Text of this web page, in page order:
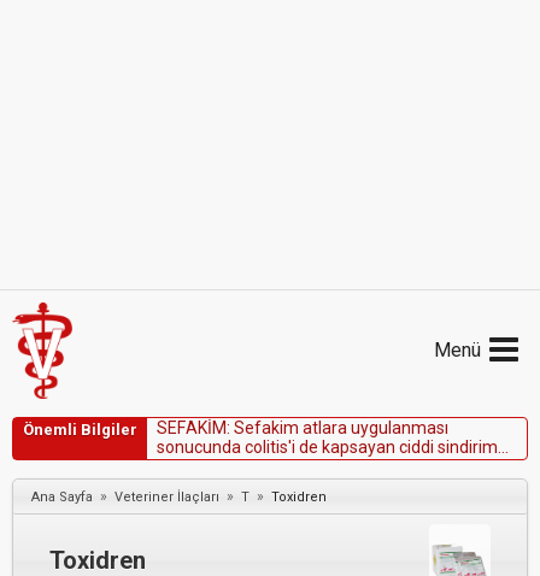
Menü
Önemli Bilgiler SEFAKİM: Sefakim atara uygu anması
sonucunda co itis'i de kapsayan ciddi sindirim
sistemibozukluklarınayolaçabilir.
Ana Sayfa » Veteriner İlaçları » T » Toxidren
Toxidren